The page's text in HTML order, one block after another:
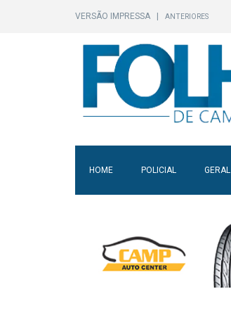
VERSÃO IMPRESSA ANTERIORES
HOME POLICIAL GERAL